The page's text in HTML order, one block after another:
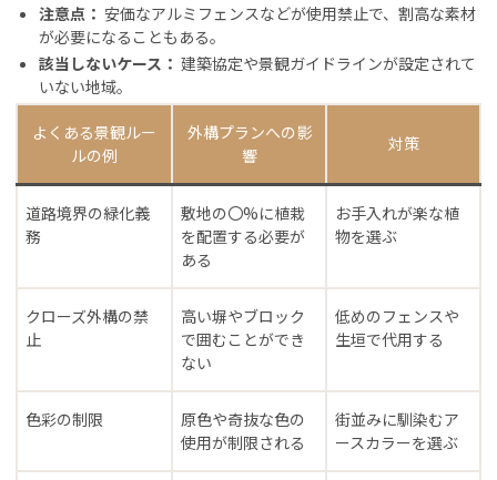
注意点： 安価なアルミフェンスなどが使用禁止で、割高な素材
が必要になることもある。
該当しないケース： 建築協定や景観ガイドラインが設定されて
いない地域。
よくある景観ルー
ルの例
外構プランへの影
響
対策
道路境界の緑化義
務
敷地の〇%に植栽
を配置する必要が
ある
お手入れが楽な植
物を選ぶ
クローズ外構の禁
止
高い塀やブロック
で囲むことができ
ない
低めのフェンスや
生垣で代用する
色彩の制限
原色や奇抜な色の
使用が制限される
街並みに馴染むア
ースカラーを選ぶ